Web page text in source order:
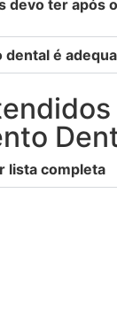
devo ter após
dental é
lista completa